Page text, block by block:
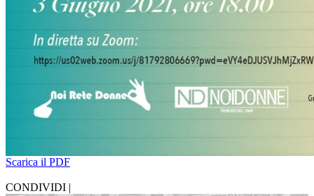
Scarica il PDF
CONDIVIDI |